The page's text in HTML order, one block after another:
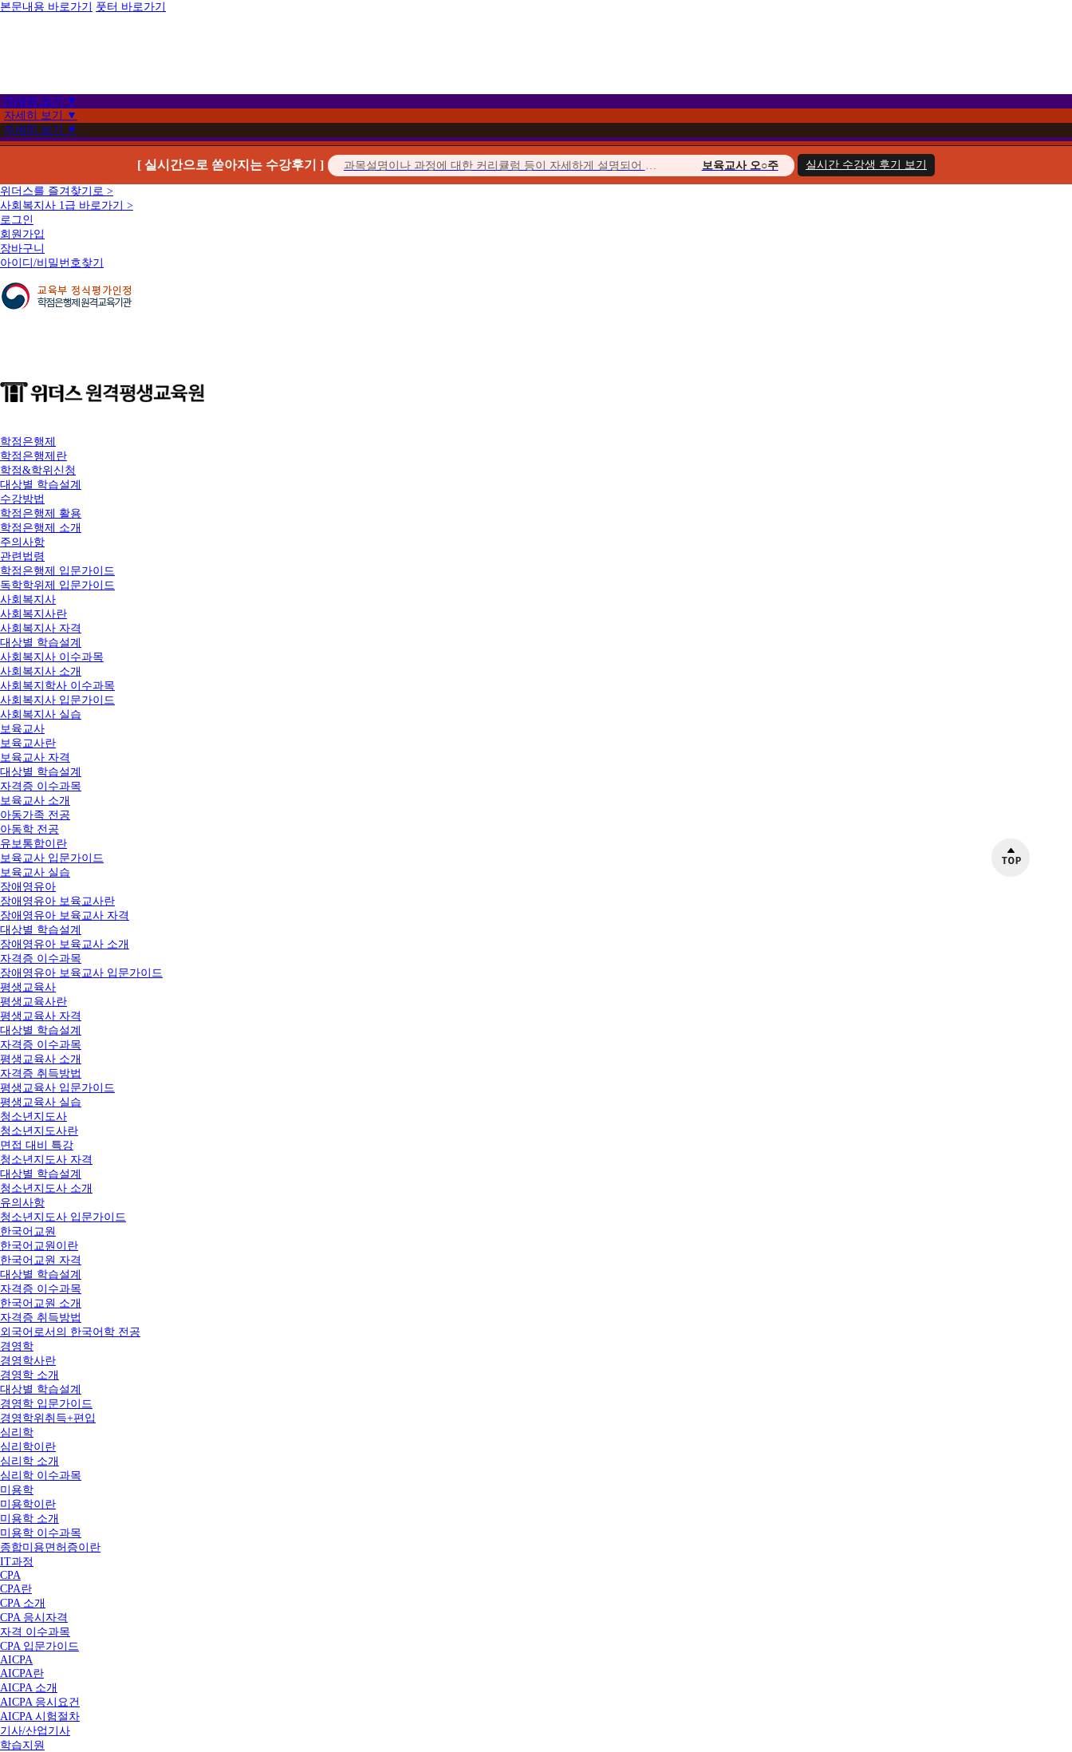
본문내용 바로가기 풋터 바로가기
자세히 보기 ▼
자세히 보기 ▼
자세히 보기 ▼
[ 실시간으로 쏟아지는 수강후기 ]
보육교사 오○주
이벤트를 통해 합리적인 가격에 수강할 수 있었고 강의의 질 또한 우수하여...
경영학 이○헌
실시간 수강생 후기 보기
위더스를 즐겨찾기로 >
사회복지사 1급 바로가기 >
로그인
회원가입
장바구니
아이디/비밀번호찾기
학점은행제
학점은행제란
학점&학위신청
대상별 학습설계
수강방법
학점은행제 활용
학점은행제 소개
주의사항
관련법령
학점은행제 입문가이드
독학학위제 입문가이드
사회복지사
사회복지사란
사회복지사 자격
대상별 학습설계
사회복지사 이수과목
사회복지사 소개
사회복지학사 이수과목
사회복지사 입문가이드
사회복지사 실습
보육교사
보육교사란
보육교사 자격
대상별 학습설계
자격증 이수과목
보육교사 소개
아동가족 전공
아동학 전공
유보통합이란
보육교사 입문가이드
보육교사 실습
장애영유아
장애영유아 보육교사란
장애영유아 보육교사 자격
대상별 학습설계
장애영유아 보육교사 소개
자격증 이수과목
장애영유아 보육교사 입문가이드
평생교육사
평생교육사란
평생교육사 자격
대상별 학습설계
자격증 이수과목
평생교육사 소개
자격증 취득방법
평생교육사 입문가이드
평생교육사 실습
청소년지도사
청소년지도사란
면접 대비 특강
청소년지도사 자격
대상별 학습설계
청소년지도사 소개
유의사항
청소년지도사 입문가이드
한국어교원
한국어교원이란
한국어교원 자격
대상별 학습설계
자격증 이수과목
한국어교원 소개
자격증 취득방법
외국어로서의 한국어학 전공
경영학
경영학사란
경영학 소개
대상별 학습설계
경영학 입문가이드
경영학위취득+편입
심리학
심리학이란
심리학 소개
심리학 이수과목
미용학
미용학이란
미용학 소개
미용학 이수과목
종합미용면허증이란
IT과정
CPA
CPA란
CPA 소개
CPA 응시자격
자격 이수과목
CPA 입문가이드
AICPA
AICPA란
AICPA 소개
AICPA 응시요건
AICPA 시험절차
기사/산업기사
학습지원